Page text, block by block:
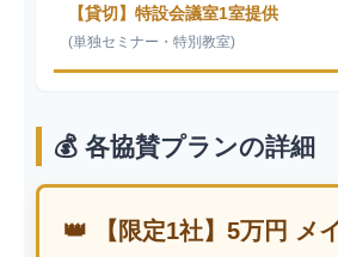
【貸切】特設会議室1室提供
(単独セミナー・特別教室)
💰 各協賛プランの詳細
👑 【限定1社】5万円 メ